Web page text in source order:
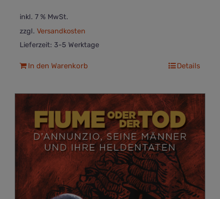
inkl. 7 % MwSt.
zzgl. Versandkosten
Lieferzeit: 3-5 Werktage
In den Warenkorb Details